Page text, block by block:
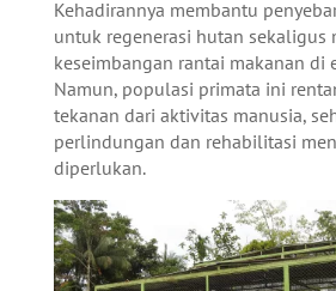
Kehadirannya membantu
untuk regenerasi hutan sekaligus
keseimbangan rantai makanan di
Namun, populasi primata ini
tekanan dari aktivitas manusia,
perlindungan dan rehabilitasi
diperlukan.